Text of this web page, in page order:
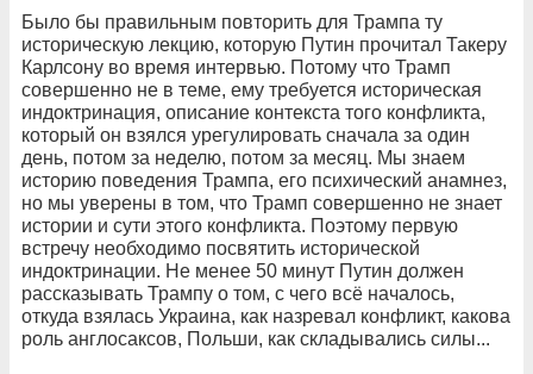
Было бы правильным повторить для Трампа ту
историческую лекцию, которую Путин прочитал Такеру
Карлсону во время интервью. Потому что Трамп
совершенно не в теме, ему требуется историческая
индоктринация, описание контекста того конфликта,
который он взялся урегулировать сначала за один
день, потом за неделю, потом за месяц. Мы знаем
историю поведения Трампа, его психический анамнез,
но мы уверены в том, что Трамп совершенно не знает
истории и сути этого конфликта. Поэтому первую
встречу необходимо посвятить исторической
индоктринации. Не менее 50 минут Путин должен
рассказывать Трампу о том, с чего всё началось,
откуда взялась Украина, как назревал конфликт, какова
роль англосаксов, Польши, как складывались силы...